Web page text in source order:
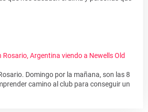
Argentina viendo a Newells Old
Domingo por la mañana, son las 8
camino al club para conseguir un